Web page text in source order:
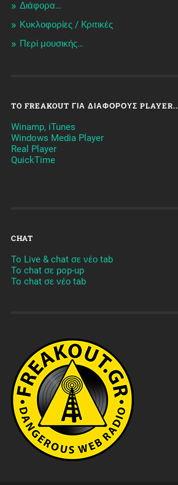
Διάφορα…
Κυκλοφορίες / Kριτικές
Περί μουσικής…
TO FREAKOUT ΓΙΑ ΔΙΆΦΟΡΟΥΣ PLAYER..
Winamp, iTunes
Windows Media Player
Real Player
QuickTime
CHAT
To Live & chat σε νέο tab
To chat σε pop-up
To chat σε νέο tab